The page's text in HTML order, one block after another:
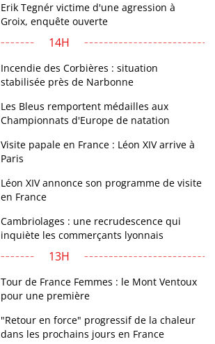
Erik Tegnér victime d'une agression à
Groix, enquête ouverte
14H
Incendie des Corbières : situation
stabilisée près de Narbonne
Les Bleus remportent médailles aux
Championnats d'Europe de natation
Visite papale en France : Léon XIV arrive à
Paris
Léon XIV annonce son programme de visite
en France
Cambriolages : une recrudescence qui
inquiète les commerçants lyonnais
13H
Tour de France Femmes : le Mont Ventoux
pour une première
"Retour en force" progressif de la chaleur
dans les prochains jours en France